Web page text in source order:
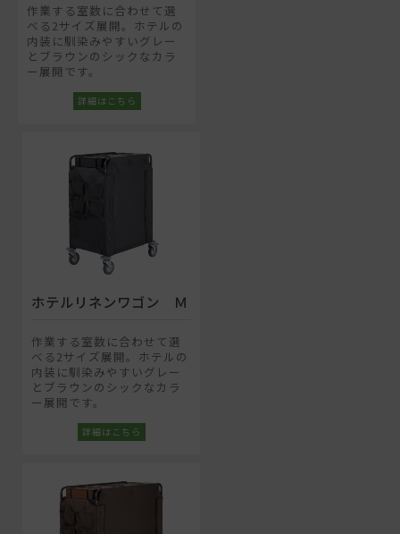
作業する室数に合わせて選
べる2サイズ展開。ホテルの
内装に馴染みやすいグレー
とブラウンのシックなカラ
ー展開です。
ホテルリネンワゴン Ｍ
作業する室数に合わせて選
べる2サイズ展開。ホテルの
内装に馴染みやすいグレー
とブラウンのシックなカラ
ー展開です。